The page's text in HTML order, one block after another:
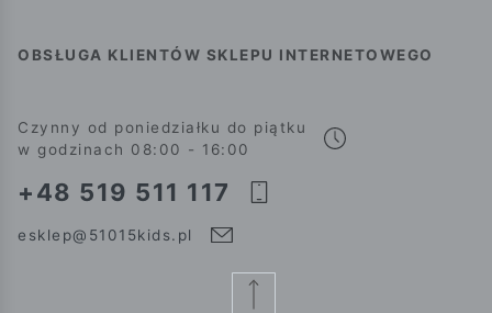
OBSŁUGA KLIENTÓW SKLEPU INTERNETOWEGO
Czynny od poniedziałku do piątku
w godzinach 08:00 - 16:00
+48 519 511 117
esklep@51015kids.pl